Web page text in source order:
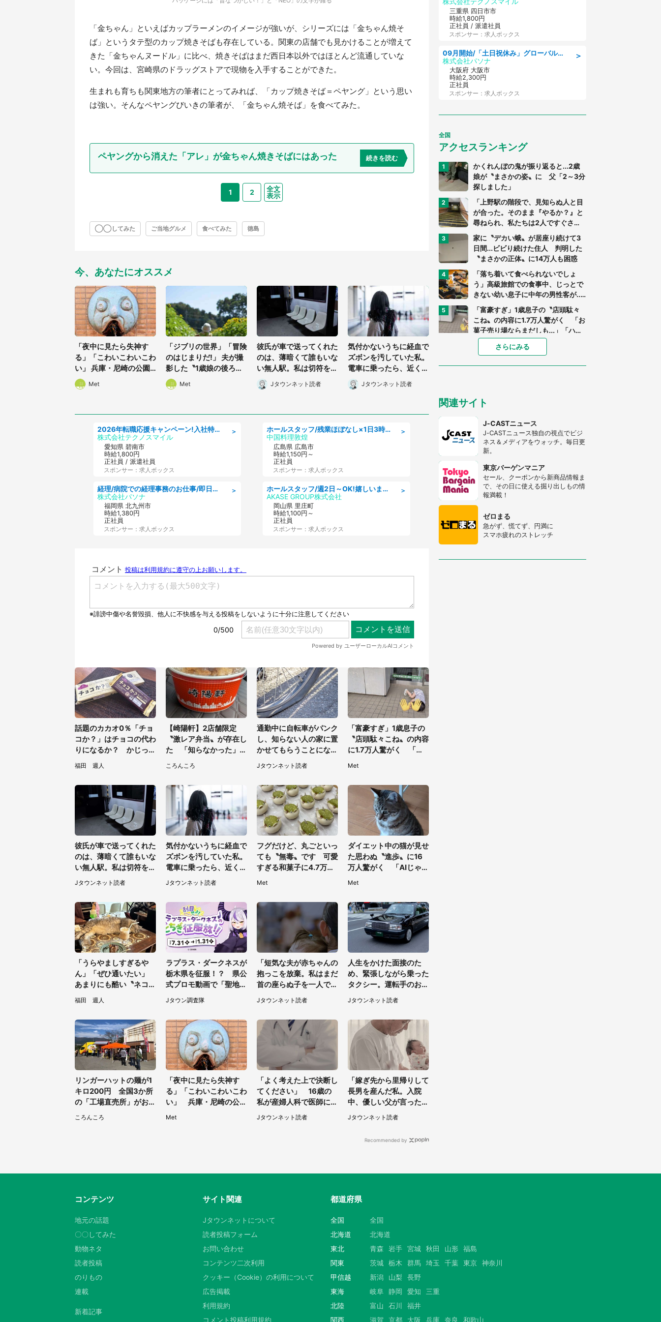
「金ちゃん」といえばカップラーメンのイメージが強いが、シリーズには「金ちゃん焼そ
ば」というタテ型のカップ焼きそばも存在している。関東の店舗でも見かけることが増えて
きた「金ちゃんヌードル」に比べ、焼きそばはまだ西日本以外ではほとんど流通していな
い。今回は、宮崎県のドラッグストアで現物を入手することができた。
生まれも育ちも関東地方の筆者にとってみれば、「カップ焼きそば＝ペヤング」という思い
は強い。そんなペヤングびいきの筆者が、「金ちゃん焼そば」を食べてみた。
ペヤングから消えた「アレ」が金ちゃん焼きそばにはあった 続きを読む
1 2
全文
表示
◯◯してみた ご当地グルメ 食べてみた 徳島
今、あなたにオススメ
「夜中に見たら失神す
る」「こわいこわいこわ
い」 兵庫・尼崎の公園
に佇む〝謎すぎる顔〟に
1.3万人戦慄
Met
「ジブリの世界」「冒険
のはじまりだ!」 夫が撮
影した〝1歳娘の後ろ
姿〟が良すぎて...4.8万
人感激
Met
彼氏が車で送ってくれた
のは、薄暗くて誰もいな
い無人駅。私は切符を買
おうとしたけれど(山形
県・20代女性)
Jタウンネット読者
気付かないうちに経血で
ズボンを汚していた私。
電車に乗ったら、近くの
女性客が小さな声で(千
葉県・10代女性)
Jタウンネット読者
＞
2026年転職応援キャンペーン!入社特典58万円/デンソーで働こう!自動車工場で小型部品の検査業務 denso aichi
株式会社テクノスマイル
愛知県 碧南市
時給1,800円
正社員 / 派遣社員
スポンサー：求人ボックス
＞
経理/病院での経理事務のお仕事/即日勤務可/車通勤可/経理/一般事務
株式会社パソナ
福岡県 北九州市
時給1,380円
正社員
スポンサー：求人ボックス
＞
ホールスタッフ/残業ほぼなし×1日3時間〜勤務OK!フォロー体制も充実/広島県/広島市南区
中国料理敦煌
広島県 広島市
時給1,150円～
正社員
スポンサー：求人ボックス
＞
ホールスタッフ/週2日～OK!嬉しいまかない付き/岡山県/浅口郡里庄町
AKASE GROUP株式会社
岡山県 里庄町
時給1,100円～
正社員
スポンサー：求人ボックス
話題のカカオ0％「チョ
コか？」はチョコの代わ
りになるか？ かじった
り溶かしたりして食べて
みた
福田 週人
【崎陽軒】2店舗限定
〝激レア弁当〟が存在し
た 「知らなかった」
ったなんて...」
ころんころ
通勤中に自転車がパンク
し、知らない人の家に置
かせてもらうことになっ
た私。帰りに取りに行く
と、なんと...（東京都・
Jタウンネット読者
「富豪すぎ」1歳息子の
〝店頭駄々こね〟の内容
に1.7万人驚がく 「お
Met
彼氏が車で送ってくれた
のは、薄暗くて誰もいな
い無人駅。私は切符を買
おうとしたけれど（山形
県・20代女性）
Jタウンネット読者
気付かないうちに経血で
ズボンを汚していた私。
電車に乗ったら、近くの
女性客が小さな声で（千
葉県・10代女性）
Jタウンネット読者
フグだけど、丸ごといっ
ても〝無毒〟です 可愛
すぎる和菓子に4.7万人
夢中「ふぐぅ～」「職人
Met
ダイエット中の猫が見せ
た思わぬ〝進歩〟に16
万人驚がく 「AIじゃな
いだと...」「そのうち喋
Met
「うらやましすぎるや
ん」「ぜひ通いたい」
あまりにも酷い〝ネコハ
ラ〟受けられる喫茶店に
5.3万人驚がく
福田 週人
ラプラス・ダークネスが
栃木県を征服！？ 県公
式プロモ動画で「聖地」
が生産されてます【7／
31～1／31】
Jタウン調査隊
「短気な夫が赤ちゃんの
抱っこを放棄。私はまだ
首の座らぬ子を一人で抱
えることになり」（岩手
県・40代女性）
Jタウンネット読者
人生をかけた面接のた
め、緊張しながら乗った
タクシー。運転手のおじ
さんが、スーツ姿の私を
見て...（福岡県・30代
Jタウンネット読者
リンガーハットの麺が1
キロ200円 全国3か所
の「工場直売所」がお得
すぎて...片道6時間かけ
て来た人も
ころんころ
「夜中に見たら失神す
る」「こわいこわいこわ
い」 兵庫・尼崎の公園
に佇む〝謎すぎる顔〟に
Met
「よく考えた上で決断し
てください」 16歳の
私が産婦人科で医師に言
われた言葉
Jタウンネット読者
「嫁ぎ先から里帰りして
長男を産んだ私。入院
中、優しい父が言った言
葉に戸惑いを隠せない」
（兵庫県・50代女性）
Jタウンネット読者
Recommended by
三重県 四日市市
時給1,800円
正社員 / 派遣社員
スポンサー：求人ボックス
＞
09月開始/「土日祝休み」グローバル企業での産業保健のお仕事/保健師/高時給/残業なし/服装自由
株式会社パソナ
大阪府 大阪市
時給2,300円
正社員
スポンサー：求人ボックス
全国
アクセスランキング
かくれんぼの鬼が振り返ると...2歳
娘が〝まさかの姿〟に 父「2～3分
探しました」
「上野駅の階段で、見知らぬ人と目
が合った。そのまま『やるか？』と
尋ねられ、私たちは2人ですぐさ
ま...」（茨城県・70代男性）
家に〝デカい蛾〟が居座り続けて3
日間...ビビり続けた住人 判明した
〝まさかの正体〟に14万人も困惑
「落ち着いて食べられないでしょ
う」高級旅館での食事中、じっとで
きない幼い息子に中年の男性客が...
（東京都・40代男性）
「富豪すぎ」1歳息子の〝店頭駄々
こね〟の内容に1.7万人驚がく 「お
菓子売り場ならまだしも...」「ハー
ドル高い」
「閉所恐怖症の私は新幹線で大パニ
ック。隣席の青年に『手を繋いで』
とお願いしたら...」 体験談に8万
生の野菜〟に6.5万人戦慄
あまりにも四角すぎる猫、激写され
る 「これもう座布団だろ」「食パ
ンの耳」と1.4万人困惑
「修学旅行に途中参加する娘を送っ
て行ったら、真っ暗な道で遭難状
態。なんとか見つけた民家に助けを
求めると、住人の男性が...」
「孫にあげると思って、あなたにこ
れをあげる」 真夏の山道で見知ら
ぬお婆さんに握らされたもの（山口
県・30代女性）
さらにみる
関連サイト
J-CASTニュース
J-CASTニュース独自の視点でビジ
ネス＆メディアをウォッチ。毎日更
新。
東京バーゲンマニア
セール、クーポンから新商品情報ま
で、その日に使える掘り出しもの情
報満載！
ゼロまる
急がず、慌てず、円満に
スマホ疲れのストレッチ
コンテンツ
地元の話題
〇〇してみた
動物ネタ
読者投稿
のりもの
連載
新着記事
サイト関連
Jタウンネットについて
読者投稿フォーム
お問い合わせ
コンテンツ二次利用
クッキー（Cookie）の利用について
広告掲載
利用規約
コメント投稿利用規約
都道府県
全国
全国
北海道
北海道
東北
青森 岩手 宮城 秋田 山形 福島
関東
茨城 栃木 群馬 埼玉 千葉 東京 神奈川
甲信越
新潟 山梨
長野
東海
岐阜 静岡 愛知
三重
北陸
富山 石川
福井
関西
滋賀 京都 大阪 兵庫 奈良 和歌山